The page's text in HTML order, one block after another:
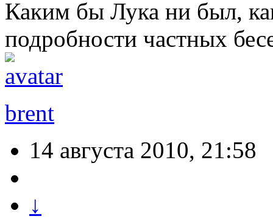
Каким бы Лука ни был,
подробности частных
brent
14 августа 2010, 21:58
↓